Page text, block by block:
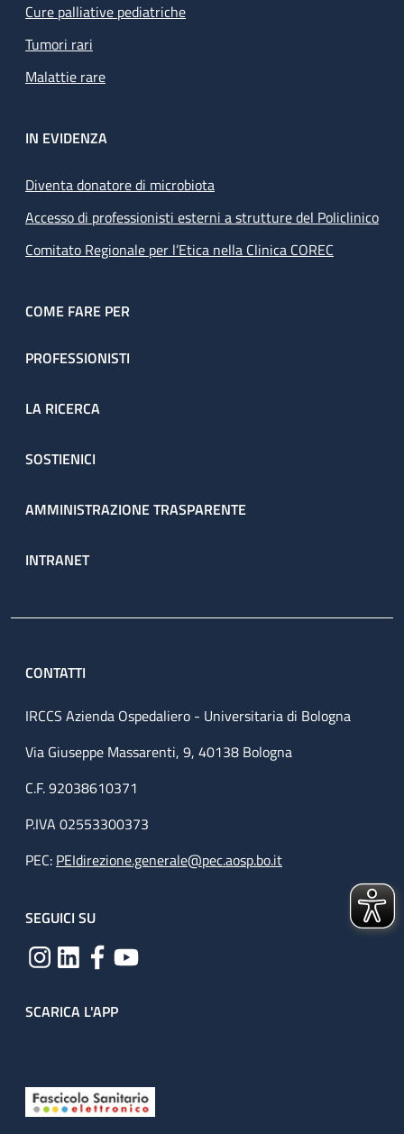
Cure palliative pediatriche
Tumori rari
Malattie rare
IN EVIDENZA
Diventa donatore di microbiota
Accesso di professionisti esterni a strutture del Policlinico
Comitato Regionale per l’Etica nella Clinica COREC
COME FARE PER
PROFESSIONISTI
LA RICERCA
SOSTIENICI
AMMINISTRAZIONE TRASPARENTE
INTRANET
CONTATTI
IRCCS Azienda Ospedaliero - Universitaria di Bologna
Via Giuseppe Massarenti, 9, 40138 Bologna
C.F. 92038610371
P.IVA 02553300373
PEC: PEIdirezione.generale@pec.aosp.bo.it
SEGUICI SU
SCARICA L'APP